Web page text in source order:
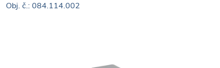
Obj. č.: 084.114.002